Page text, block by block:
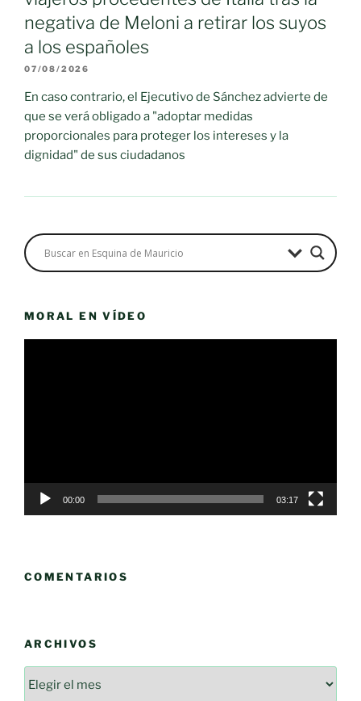
negativa de Meloni a retirar los suyos
a los españoles
07/08/2026
En caso contrario, el Ejecutivo de Sánchez advierte de
que se verá obligado a "adoptar medidas
proporcionales para proteger los intereses y la
dignidad" de sus ciudadanos
MORAL EN VÍDEO
00:00 03:17
COMENTARIOS
ARCHIVOS